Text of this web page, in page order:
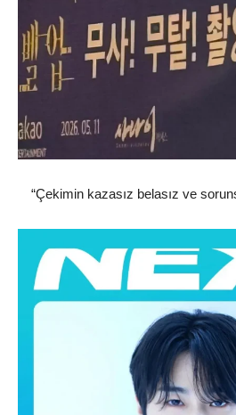
“Çekimin kazasız belasız ve